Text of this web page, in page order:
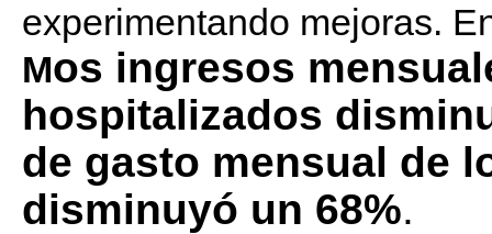
experimentando mejoras.
Mos ingresos
hospitalizados
de gasto mensual de
disminuyó un 68%.